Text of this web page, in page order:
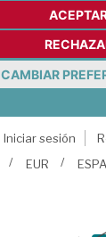
CAMBIAR
Iniciar sesión
EUR